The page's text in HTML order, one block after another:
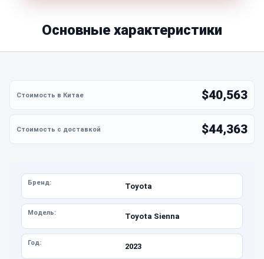
Основные характеристики
$40,563
$44,363
Бренд: Toyota
Модель: Toyota Sienna
Год: 2023